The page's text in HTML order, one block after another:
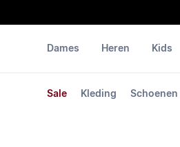
Dames
Sale Kleding Schoenen
Heren Kids